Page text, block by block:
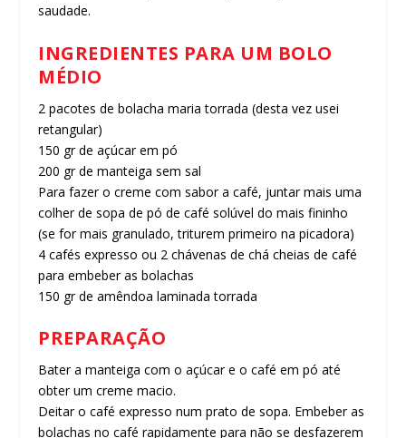
saudade.
INGREDIENTES PARA UM BOLO
MÉDIO
2 pacotes de bolacha maria torrada (desta vez usei
retangular)
150 gr de açúcar em pó
200 gr de manteiga sem sal
Para fazer o creme com sabor a café, juntar mais uma
colher de sopa de pó de café solúvel do mais fininho
(se for mais granulado, triturem primeiro na picadora)
4 cafés expresso ou 2 chávenas de chá cheias de café
para embeber as bolachas
150 gr de amêndoa laminada torrada
PREPARAÇÃO
Bater a manteiga com o açúcar e o café em pó até
obter um creme macio.
Deitar o café expresso num prato de sopa. Embeber as
bolachas no café rapidamente para não se desfazerem